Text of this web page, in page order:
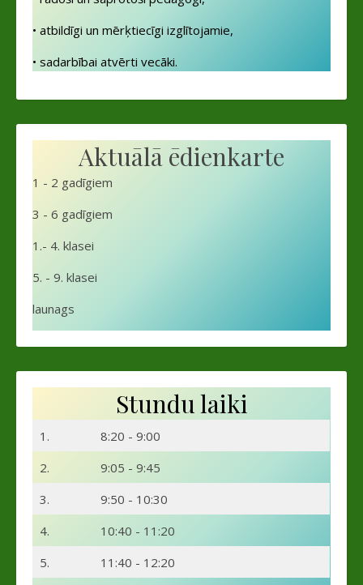
• atbildīgi un mērķtiecīgi izglītojamie,
• sadarbībai atvērti vecāki.
Aktuālā ēdienkarte
1 - 2 gadīgiem
3 - 6 gadīgiem
1.- 4. klasei
5. - 9. klasei
launags
Stundu laiki
1.
8:20 - 9:00
2.
9:05 - 9:45
3.
9:50 - 10:30
4.
10:40 - 11:20
5.
11:40 - 12:20